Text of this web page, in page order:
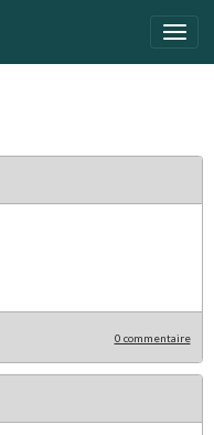
0 commentaire